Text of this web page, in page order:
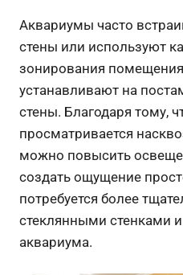
Аквариумы часто
стены или используют
зонирования
устанавливают на
стены. Благодаря тому,
просматривается
можно повысить
создать ощущение
потребуется более
стеклянными стенками
аквариума.